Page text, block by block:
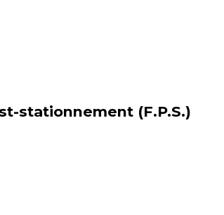
stationnement (F.P.S.)